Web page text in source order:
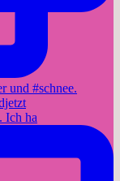
Ich ha